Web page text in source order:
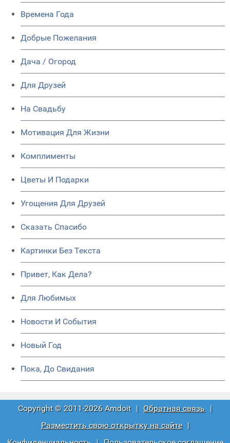
Времена Года
Добрые Пожелания
Дача / Огород
Для Друзей
На Свадьбу
Мотивация Для Жизни
Комплименты
Цветы И Подарки
Угощения Для Друзей
Сказать Спасибо
Картинки Без Текста
Привет, Как Дела?
Для Любимых
Новости И События
Новый Год
Пока, До Свидания
Copyright © 2011-2026 Amdoit | Обратная связь |
Разместить свою открытку на сайте
|